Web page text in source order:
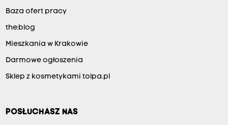
Baza ofert pracy
the:blog
Mieszkania w Krakowie
Darmowe ogłoszenia
Sklep z kosmetykami tolpa.pl
POSŁUCHASZ NAS